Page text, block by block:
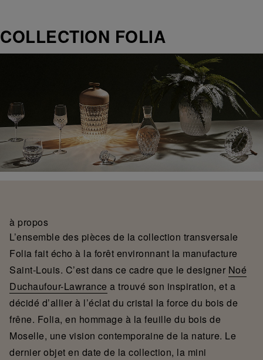
COLLECTION FOLIA
à propos
L’ensemble des pièces de la collection transversale
Folia fait écho à la forêt environnant la manufacture
Saint-Louis. C’est dans ce cadre que le designer Noé
Duchaufour-Lawrance a trouvé son inspiration, et a
décidé d’allier à l’éclat du cristal la force du bois de
frêne. Folia, en hommage à la feuille du bois de
Moselle, une vision contemporaine de la nature. Le
dernier objet en date de la collection, la mini